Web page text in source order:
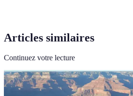
Articles similaires
Continuez votre lecture